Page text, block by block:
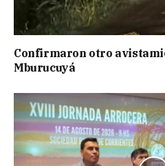
Confirmaron otro
Mburucuyá